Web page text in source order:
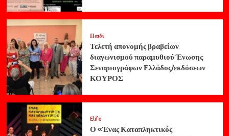
Παιδί
Τελετή απονομής βραβείων
διαγωνισμού παραμυθιού Ένωσης
Σεναριογράφων Ελλάδος/εκδόσεων
ΚΟΥΡΟΣ
Elife
Ο «Ένας Καταπληκτικός